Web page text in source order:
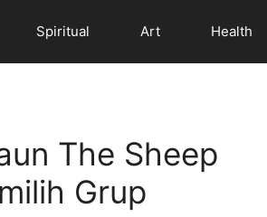
Spiritual Art Health
The Sheep
Grup